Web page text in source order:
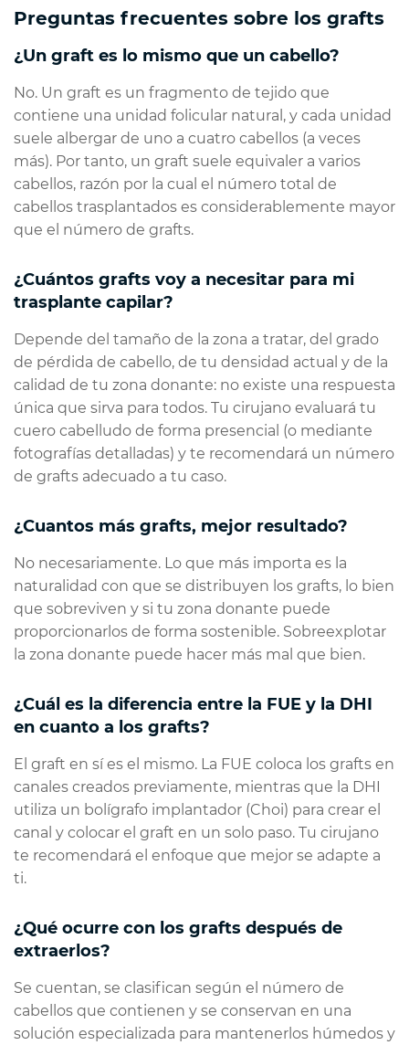
Preguntas frecuentes sobre los grafts
¿Un graft es lo mismo que un cabello?
No. Un graft es un fragmento de tejido que
contiene una unidad folicular natural, y cada unidad
suele albergar de uno a cuatro cabellos (a veces
más). Por tanto, un graft suele equivaler a varios
cabellos, razón por la cual el número total de
cabellos trasplantados es considerablemente mayor
que el número de grafts.
¿Cuántos grafts voy a necesitar para mi
trasplante capilar?
Depende del tamaño de la zona a tratar, del grado
de pérdida de cabello, de tu densidad actual y de la
calidad de tu zona donante: no existe una respuesta
única que sirva para todos. Tu cirujano evaluará tu
cuero cabelludo de forma presencial (o mediante
fotografías detalladas) y te recomendará un número
de grafts adecuado a tu caso.
¿Cuantos más grafts, mejor resultado?
No necesariamente. Lo que más importa es la
naturalidad con que se distribuyen los grafts, lo bien
que sobreviven y si tu zona donante puede
proporcionarlos de forma sostenible. Sobreexplotar
la zona donante puede hacer más mal que bien.
¿Cuál es la diferencia entre la FUE y la DHI
en cuanto a los grafts?
El graft en sí es el mismo. La FUE coloca los grafts en
canales creados previamente, mientras que la DHI
utiliza un bolígrafo implantador (Choi) para crear el
canal y colocar el graft en un solo paso. Tu cirujano
te recomendará el enfoque que mejor se adapte a
ti.
¿Qué ocurre con los grafts después de
extraerlos?
Se cuentan, se clasifican según el número de
cabellos que contienen y se conservan en una
solución especializada para mantenerlos húmedos y